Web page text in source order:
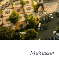
Makassar